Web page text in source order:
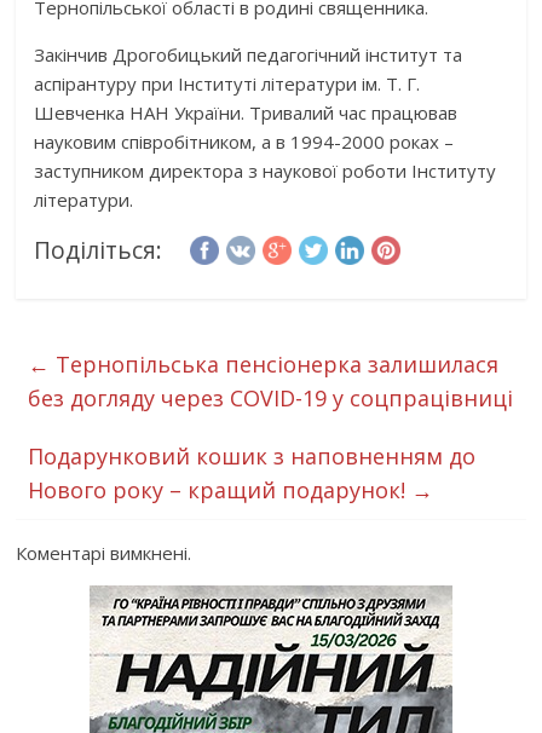
Тернопільської області в родині священника.
Закінчив Дрогобицький педагогічний інститут та
аспірантуру при Інституті літератури ім. Т. Г.
Шевченка НАН України. Тривалий час працював
науковим співробітником, а в 1994-2000 роках –
заступником директора з наукової роботи Інституту
літератури.
Поділіться:
← Тернопільська пенсіонерка залишилася
без догляду через COVID-19 у соцпрацівниці
Подарунковий кошик з наповненням до
Нового року – кращий подарунок! →
Коментарі вимкнені.